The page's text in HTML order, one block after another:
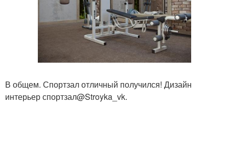
В общем. Спортзал отличный получился! Дизайн
интерьер спортзал@Stroyka_vk.